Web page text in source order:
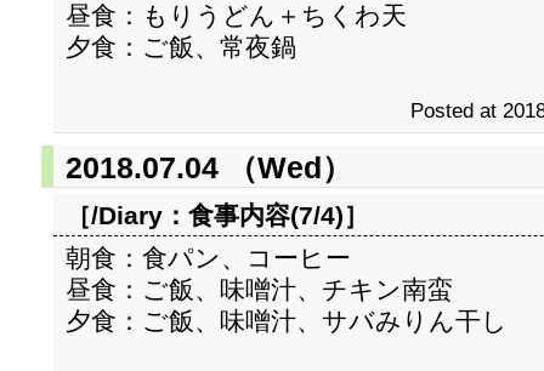
昼食：もりうどん＋ちくわ天
夕食：ご飯、常夜鍋
Posted at
2018.07.04 （Wed）
［/Diary： 食事内容(7/4)］
朝食：食パン、コーヒー
昼食：ご飯、味噌汁、チキン南蛮
夕食：ご飯、味噌汁、サバみりん干し